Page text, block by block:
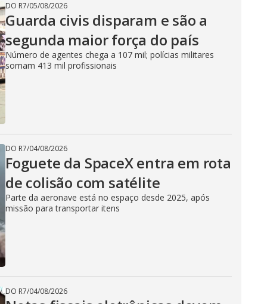
DO R7/05/08/2026
Guarda civis disparam e são a
segunda maior força do país
Número de agentes chega a 107 mil; polícias militares
somam 413 mil profissionais
DO R7/04/08/2026
Foguete da SpaceX entra em rota
de colisão com satélite
Parte da aeronave está no espaço desde 2025, após
missão para transportar itens
DO R7/04/08/2026